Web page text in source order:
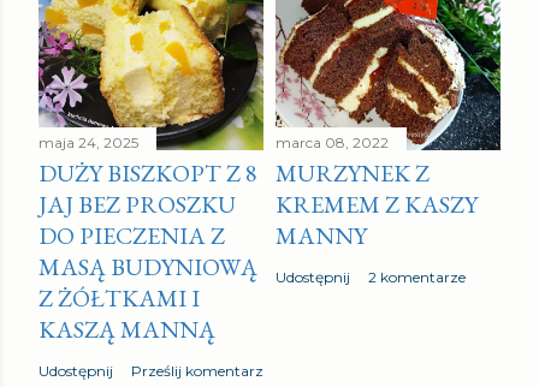
maja 24, 2025
DUŻY BISZKOPT Z 8
JAJ BEZ PROSZKU
DO PIECZENIA Z
MASĄ BUDYNIOWĄ
Z ŻÓŁTKAMI I
KASZĄ MANNĄ
Udostępnij Prześlij komentarz
marca 08, 2022
MURZYNEK Z
KREMEM Z KASZY
MANNY
Udostępnij 2 komentarze